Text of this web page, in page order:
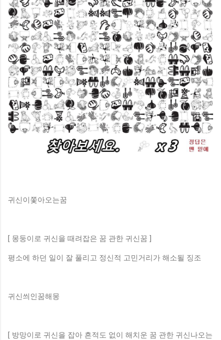
귀신이쫓아오는꿈
[ 몽둥이로 귀신을 때려잡은 꿈 관한 귀신꿈 ]
평소에 하던 일이 잘 풀리고 정신적 고민거리가 해소될 징조
귀신씌인꿈해몽
[ 방망이로 귀신을 잡아 흔적도 없이 해치운 꿈 관한 귀신나오는